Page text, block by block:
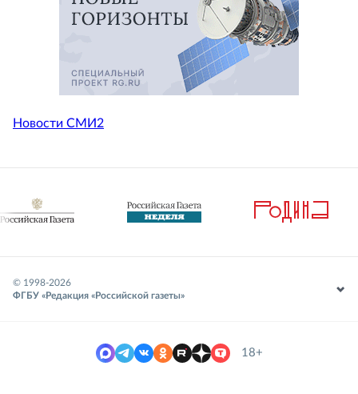
Новости СМИ2
© 1998-2026
ФГБУ «Редакция «Российской газеты»
18+